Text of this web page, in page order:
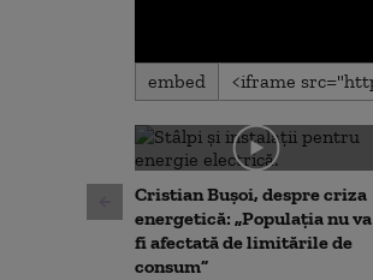
0
seconds
0
seconds Volume
90%
embed
Cristian Bușoi, despre criza
energetică: „Populația nu va
fi afectată de limitările de
consum”